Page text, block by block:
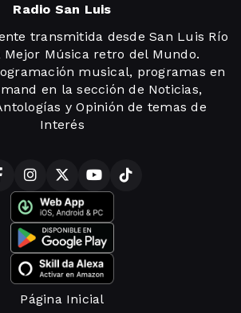
Radio San Luis
transmitida desde San Luis Río
Mejor Música retro del Mundo.
musical, programas en
en la sección de Noticias,
y Opinión de temas de
Interés
Página Inicial